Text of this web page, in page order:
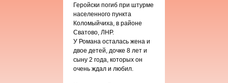
Геройски погиб при штурме
населенного пункта
Коломыйчиха, в районе
Сватово, ЛНР.
У Романа осталась жена и
двое детей, дочке 8 лет и
сыну 2 года, которых он
очень ждал и любил.